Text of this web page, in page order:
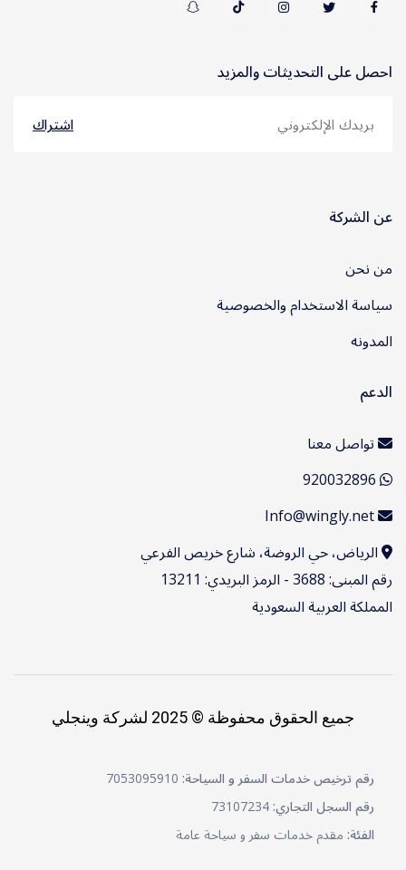
احصل على التحديثات والمزيد
اشتراك
عن الشركة
من نحن
سياسة الاستخدام والخصوصية
المدونه
الدعم
تواصل معنا
الرياض، حي الروضة، شارع خريص الفرعي
رقم المبنى: 3688 - الرمز البريدي: 13211
المملكة العربية السعودية
جميع الحقوق محفوظة © 2025 لشركة وينجلي
رقم ترخيص خدمات السفر و السياحة:
رقم السجل التجاري:
الفئة: مقدم خدمات سفر و سياحة عامة